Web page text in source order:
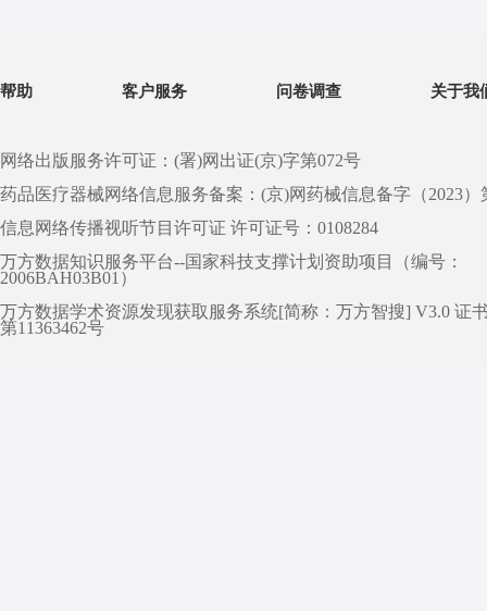
帮助 客户服务 问卷调查 关于我
网络出版服务许可证：(署)网出证(京)字第072号
药品医疗器械网络信息服务备案：(京)网药械信息备字（2023）
信息网络传播视听节目许可证 许可证号：0108284
万方数据知识服务平台--国家科技支撑计划资助项目（编号：
2006BAH03B01）
万方数据学术资源发现获取服务系统[简称：万方智搜] V3.0 证
第11363462号